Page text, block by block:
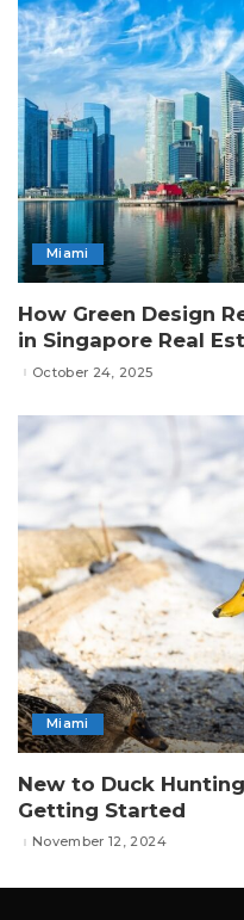
Miami
How Green Design
in Singapore Real
October 24, 2025
Miami
New to Duck
Getting Started
November 12, 2024